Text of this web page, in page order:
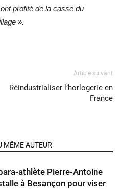
profité de la casse du
».
Article suivant
Réindustrialiser l’horlogerie en
France
MÊME AUTEUR
athlète Pierre-Antoine
à Besançon pour viser